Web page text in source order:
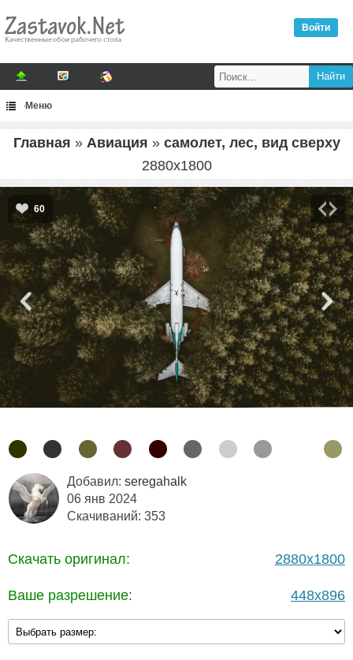
Войти
Меню
Главная » Авиация » самолет, лес, вид сверху
2880x1800
60
Добавил: seregahalk
06 янв 2024
Скачиваний: 353
Скачать оригинал: 2880x1800
Ваше разрешение: 448x896